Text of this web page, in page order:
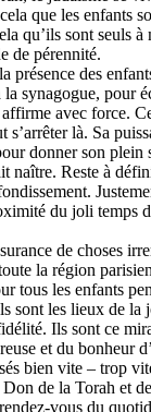
que les enfants
qu’ils sont seuls à
de pérennité.
présence des
la synagogue, pour
avec force.
là. Sa
donner son plein
naître. Reste à
du joli temps
de choses
la région
tous les enfants
sont les lieux de la
Ils sont ce
et du bonheur
bien vite – trop
de la Torah et
vous du